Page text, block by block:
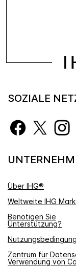
SOZIALE
Über IHG®
Weltweite IHG
Benötigen Sie
Unterstützung?
Zentrum für
Verwendung von